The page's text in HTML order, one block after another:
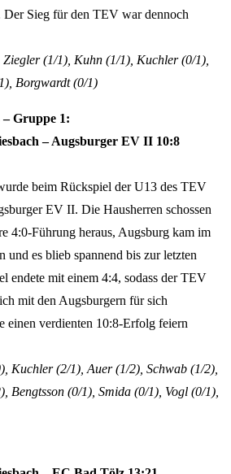
Der Sieg für den TEV war dennoch
Ziegler (1/1), Kuhn (1/1), Kuchler (0/1),
Borgwardt (0/1)
Gruppe 1:
– Augsburger EV II 10:8
beim Rückspiel der U13 des TEV
EV II. Die Hausherren schossen
4:0-Führung heraus, Augsburg kam im
und es blieb spannend bis zur letzten
endete mit einem 4:4, sodass der TEV
mit den Augsburgern für sich
einen verdienten 10:8-Erfolg feiern
Kuchler (2/1), Auer (1/2), Schwab (1/2),
Bengtsson (0/1), Smida (0/1), Vogl (0/1),